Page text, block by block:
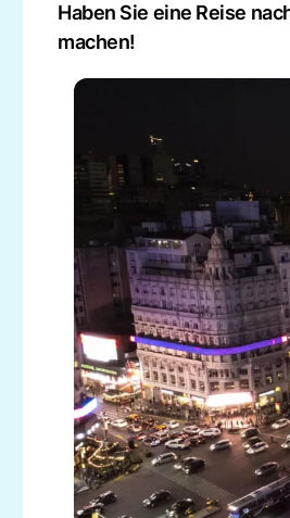
Haben Sie eine Reise
machen!